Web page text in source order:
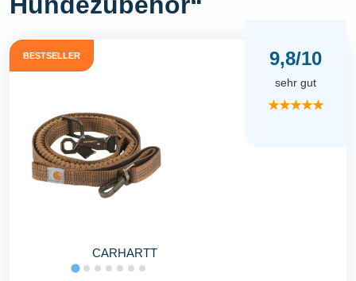
BESTSELLER
CARHARTT
9,8/10
sehr gut
★★★★★